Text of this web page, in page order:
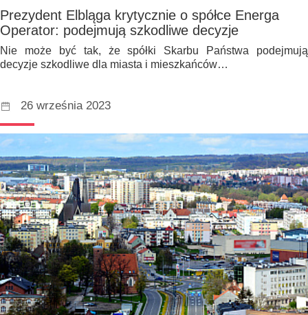
Prezydent Elbląga krytycznie o spółce Energa
Operator: podejmują szkodliwe decyzje
Nie może być tak, że spółki Skarbu Państwa podejmują
decyzje szkodliwe dla miasta i mieszkańców…
26 września 2023